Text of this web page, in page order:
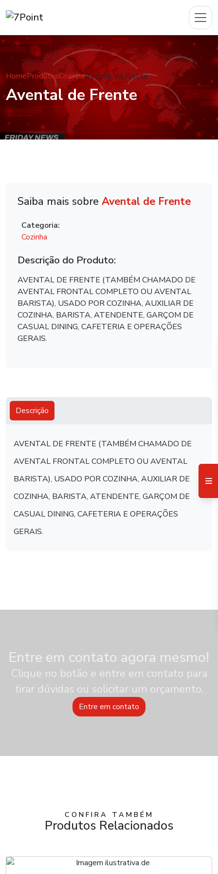
HomeProdutosCozinhaAvental de Frente
Avental de Frente
Saiba mais sobre Avental de Frente
Categoria:
Cozinha
Descrição do Produto:
AVENTAL DE FRENTE (TAMBÉM CHAMADO DE
AVENTAL FRONTAL COMPLETO OU AVENTAL
BARISTA), USADO POR COZINHA, AUXILIAR DE
COZINHA, BARISTA, ATENDENTE, GARÇOM DE
CASUAL DINING, CAFETERIA E OPERAÇÕES
GERAIS.
Descrição
AVENTAL DE FRENTE (TAMBÉM CHAMADO DE
AVENTAL FRONTAL COMPLETO OU AVENTAL
BARISTA), USADO POR COZINHA, AUXILIAR DE
COZINHA, BARISTA, ATENDENTE, GARÇOM DE
CASUAL DINING, CAFETERIA E OPERAÇÕES
GERAIS.
Entre em contato agora mesmo!
Clique no botão e entre em contato para
tirar dúvidas ou solicitar um orçamento.
Entre em contato
CONFIRA TAMBÉM
Produtos Relacionados